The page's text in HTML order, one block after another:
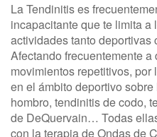
La Tendinitis es
incapacitante que te limita a
actividades tanto deportivas
Afectando frecuentemente
movimientos repetitivos,
en el ámbito deportivo
hombro, tendinitis de codo,
de DeQuervain… Todas
con la terapia de Ondas de